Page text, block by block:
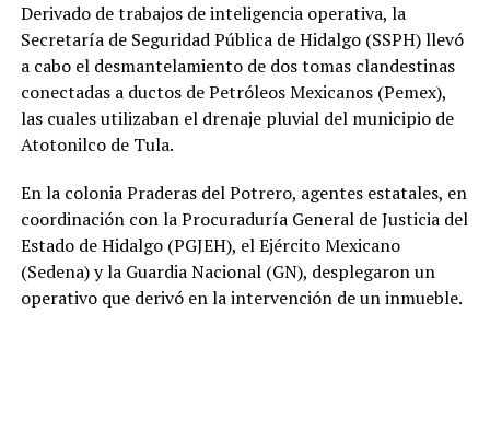
Derivado de trabajos de inteligencia operativa, la
Secretaría de Seguridad Pública de Hidalgo (SSPH) llevó
a cabo el desmantelamiento de dos tomas clandestinas
conectadas a ductos de Petróleos Mexicanos (Pemex),
las cuales utilizaban el drenaje pluvial del municipio de
Atotonilco de Tula.
En la colonia Praderas del Potrero, agentes estatales, en
coordinación con la Procuraduría General de Justicia del
Estado de Hidalgo (PGJEH), el Ejército Mexicano
(Sedena) y la Guardia Nacional (GN), desplegaron un
operativo que derivó en la intervención de un inmueble.